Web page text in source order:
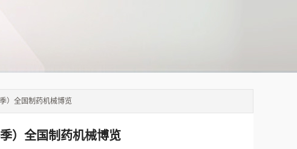
）全国制药机械博览
）全国制药机械博览